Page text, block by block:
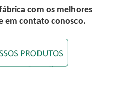
com os melhores
em contato conosco.